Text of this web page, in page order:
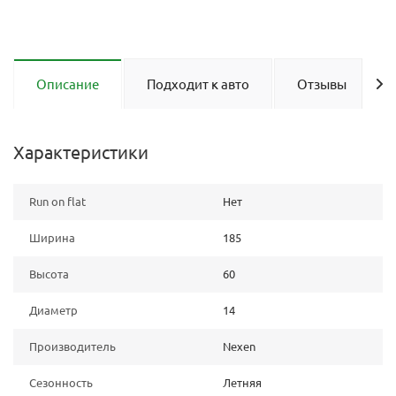
Описание Подходит к авто Отзывы
Характеристики
Run on flat Нет
Ширина 185
Высота 60
Диаметр 14
Производитель Nexen
Сезонность Летняя